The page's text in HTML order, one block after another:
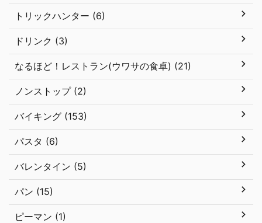
トリックハンター (6)
ドリンク (3)
なるほど！レストラン(ウワサの食卓) (21)
ノンストップ (2)
バイキング (153)
パスタ (6)
バレンタイン (5)
パン (15)
ピーマン (1)